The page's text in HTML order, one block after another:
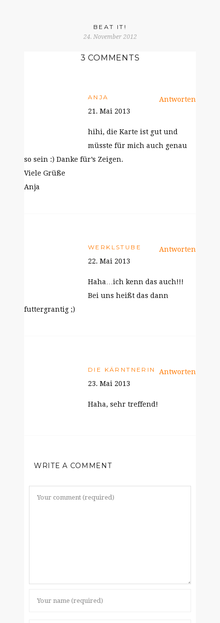
BEAT IT!
24. November 2012
3 COMMENTS
ANJA
21. Mai 2013
hihi, die Karte ist gut und
müsste für mich auch genau
so sein :) Danke für’s Zeigen.
Viele Grüße
Anja
Antworten
WERKLSTUBE
22. Mai 2013
Haha…ich kenn das auch!!!
Bei uns heißt das dann
futtergrantig ;)
Antworten
DIE KÄRNTNERIN
23. Mai 2013
Haha, sehr treffend!
Antworten
WRITE A COMMENT